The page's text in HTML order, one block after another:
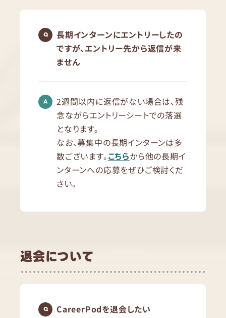
長期インターンにエントリーしたの
ですが、エントリー先から返信が来
ません
2週間以内に返信がない場合は、残
念ながらエントリーシートでの落選
となります。
なお、募集中の長期インターンは多
数ございます。こちらから他の長期イ
ンターンへの応募をぜひご検討くだ
さい。
退会について
CareerPodを退会したい